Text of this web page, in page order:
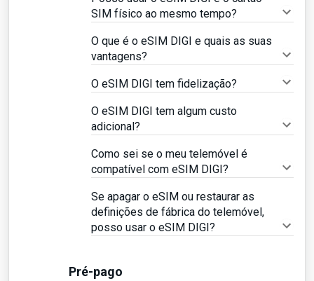
SIM físico ao mesmo tempo?
O que é o eSIM DIGI e quais as suas
vantagens?
O eSIM DIGI tem fidelização?
O eSIM DIGI tem algum custo
adicional?
Como sei se o meu telemóvel é
compatível com eSIM DIGI?
Se apagar o eSIM ou restaurar as
definições de fábrica do telemóvel,
posso usar o eSIM DIGI?
Pré-pago